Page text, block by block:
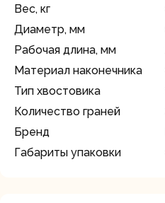
Вес, кг
Диаметр, мм
Рабочая длина, мм
Материал наконечника
Тип хвостовика
Количество граней
Бренд
Габариты упаковки